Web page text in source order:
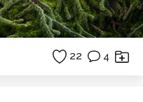
22 4